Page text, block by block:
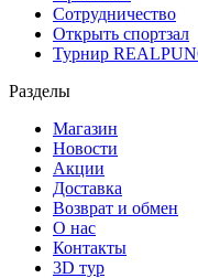
Сотрудничество
Открыть спортзал
Турнир
Разделы
Магазин
Новости
Акции
Доставка
Возврат и обмен
О нас
Контакты
3D тур